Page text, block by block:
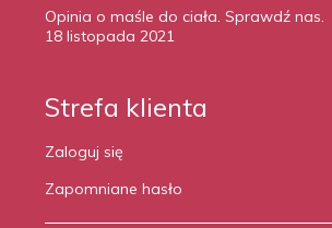
Opinia o maśle do ciała. Sprawdź nas.
18 listopada 2021
Strefa klienta
Zaloguj się
Zapomniane hasło